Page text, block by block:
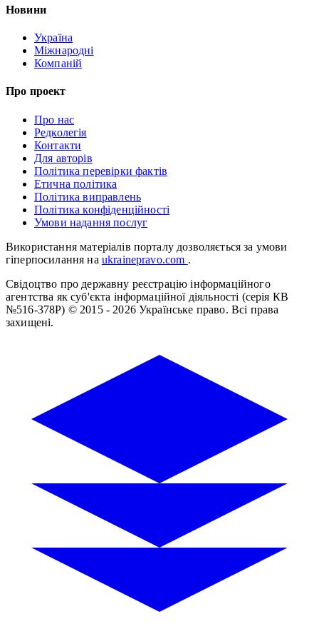
Новини
Україна
Міжнародні
Компаній
Про проект
Про нас
Редколегія
Контакти
Для авторів
Політика перевірки фактів
Етична політика
Політика виправлень
Політика конфіденційності
Умови надання послуг
Використання матеріалів порталу дозволяється за умови
гіперпосилання на ukrainepravo.com .
Свідоцтво про державну реєстрацію інформаційного
агентства як суб'єкта інформаційної діяльності (серія КВ
№516-378Р) © 2015 - 2026 Українське право. Всі права
захищені.